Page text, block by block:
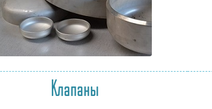
Клапаны